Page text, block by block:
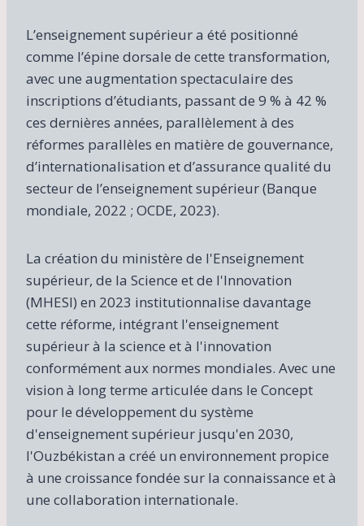
L’enseignement supérieur a été positionné
comme l’épine dorsale de cette transformation,
avec une augmentation spectaculaire des
inscriptions d’étudiants, passant de 9 % à 42 %
ces dernières années, parallèlement à des
réformes parallèles en matière de gouvernance,
d’internationalisation et d’assurance qualité du
secteur de l’enseignement supérieur (Banque
mondiale, 2022 ; OCDE, 2023).
La création du ministère de l'Enseignement
supérieur, de la Science et de l'Innovation
(MHESI) en 2023 institutionnalise davantage
cette réforme, intégrant l'enseignement
supérieur à la science et à l'innovation
conformément aux normes mondiales. Avec une
vision à long terme articulée dans le Concept
pour le développement du système
d'enseignement supérieur jusqu'en 2030,
l'Ouzbékistan a créé un environnement propice
à une croissance fondée sur la connaissance et à
une collaboration internationale.